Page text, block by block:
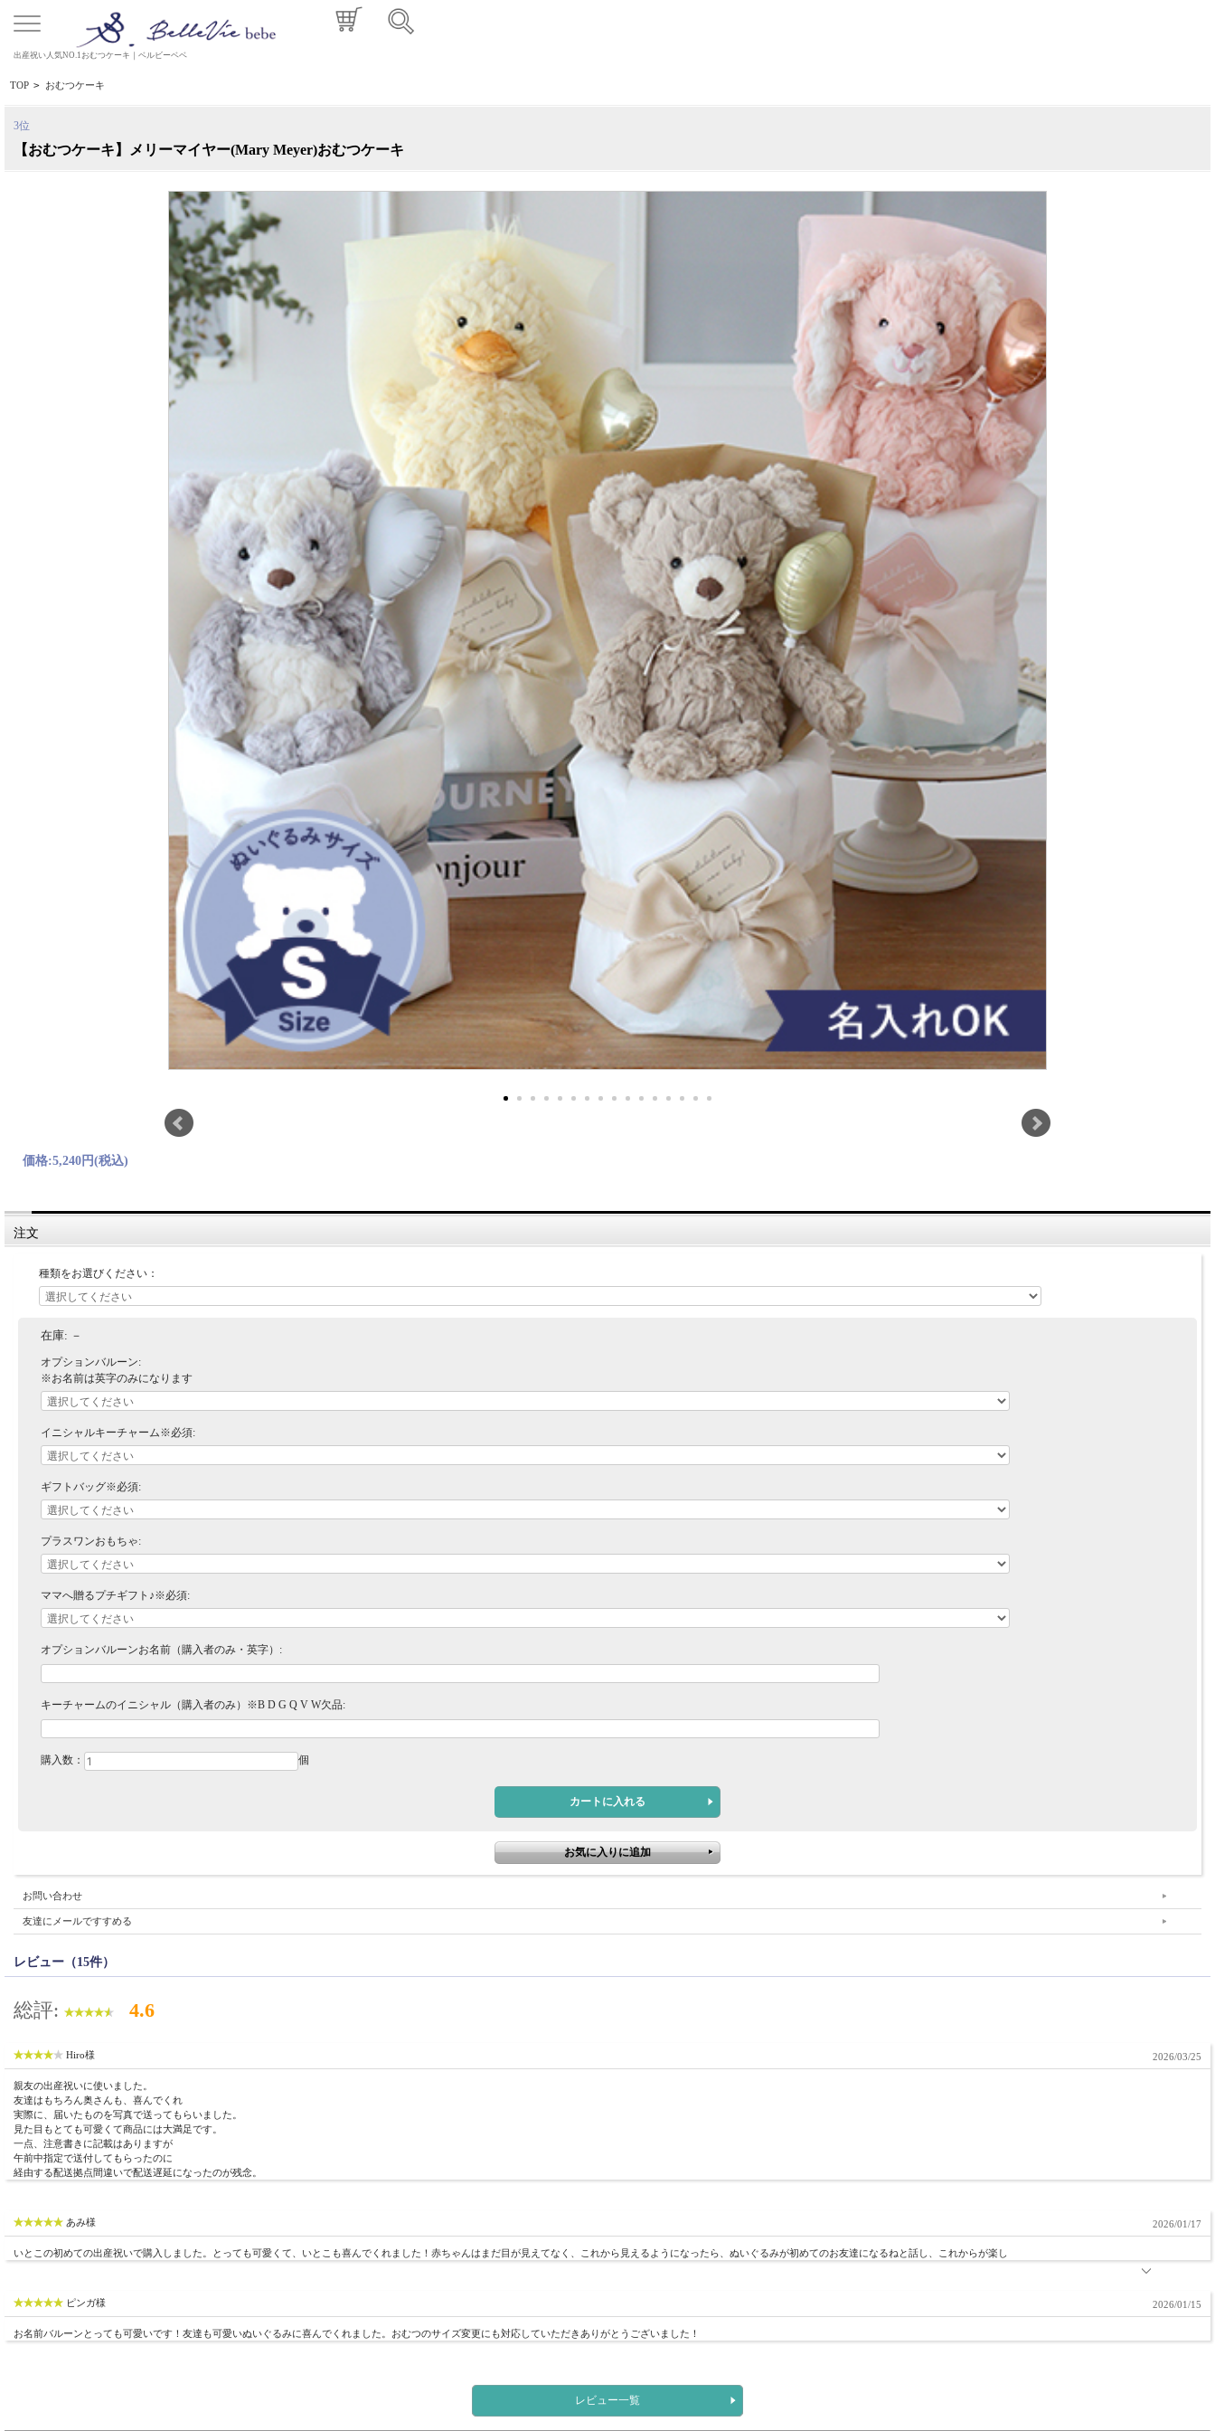
出産祝い人気NO.1おむつケーキ｜ベルビーベベ
TOP > おむつケーキ
3位
【おむつケーキ】メリーマイヤー(Mary Meyer)おむつケーキ
価格:5,240円(税込)
注文
種類をお選びください：
在庫: －
オプションバルーン:
※お名前は英字のみになります
イニシャルキーチャーム※必須:
ギフトバッグ※必須:
プラスワンおもちゃ:
ママへ贈るプチギフト♪※必須:
オプションバルーンお名前（購入者のみ・英字）:
キーチャームのイニシャル（購入者のみ）※B D G Q V W欠品:
購入数： 個
お問い合わせ
友達にメールですすめる
レビュー（15件）
総評: 4.6
Hiro様 2026/03/25
親友の出産祝いに使いました。
友達はもちろん奥さんも、喜んでくれ
実際に、届いたものを写真で送ってもらいました。
見た目もとても可愛くて商品には大満足です。
一点、注意書きに記載はありますが
午前中指定で送付してもらったのに
経由する配送拠点間違いで配送遅延になったのが残念。
あみ様 2026/01/17
いとこの初めての出産祝いで購入しました。とっても可愛くて、いとこも喜んでくれました！赤ちゃんはまだ目が見えてなく、これから見えるようになったら、ぬいぐるみが初めてのお友達になるねと話し、これからが楽し
ピンガ様 2026/01/15
お名前バルーンとっても可愛いです！友達も可愛いぬいぐるみに喜んでくれました。おむつのサイズ変更にも対応していただきありがとうございました！
レビュー一覧